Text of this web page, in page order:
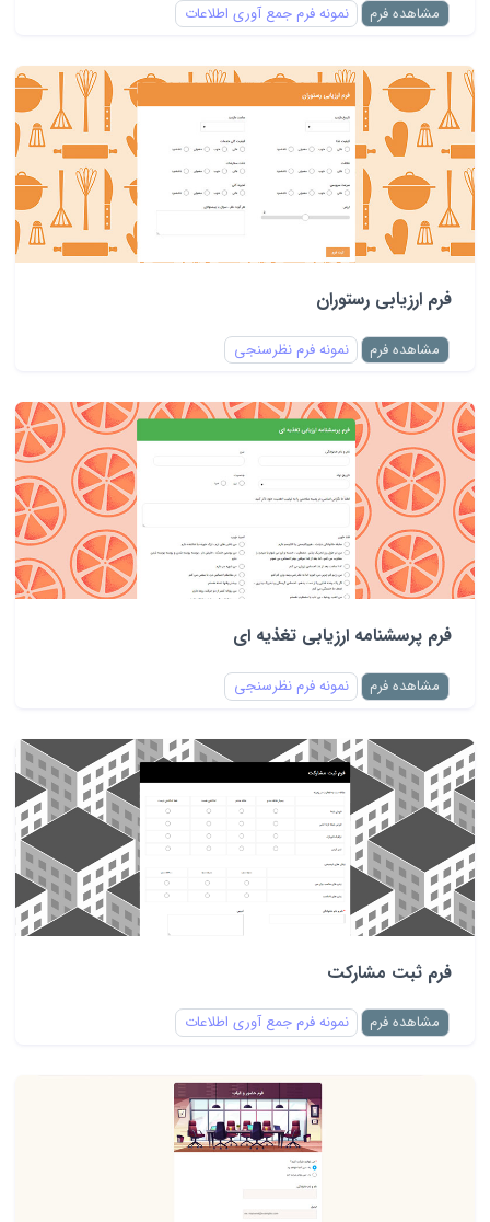
مشاهده فرم نمونه فرم جمع آوری اطلاعات
فرم ارزیابی رستوران
مشاهده فرم نمونه فرم نظرسنجی
فرم پرسشنامه ارزیابی تغذیه ای
مشاهده فرم نمونه فرم نظرسنجی
فرم ثبت مشارکت
مشاهده فرم نمونه فرم جمع آوری اطلاعات